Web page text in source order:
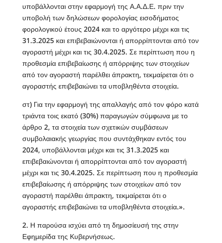
υποβάλλονται στην εφαρμογή της Α.Α.Δ.Ε. πριν την
υποβολή των δηλώσεων φορολογίας εισοδήματος
φορολογικού έτους 2024 και το αργότερο μέχρι και τις
31.3.2025 και επιβεβαιώνονται ή απορρίπτονται από τον
αγοραστή μέχρι και τις 30.4.2025. Σε περίπτωση που η
προθεσμία επιβεβαίωσης ή απόρριψης των στοιχείων
από τον αγοραστή παρέλθει άπρακτη, τεκμαίρεται ότι ο
αγοραστής επιβεβαιώνει τα υποβληθέντα στοιχεία.
στ) Για την εφαρμογή της απαλλαγής από τον φόρο κατά
τριάντα τοις εκατό (30%) παραγωγών σύμφωνα με το
άρθρο 2, τα στοιχεία των σχετικών συμβάσεων
συμβολαιακής γεωργίας που συντάχθηκαν εντός του
2024, υποβάλλονται μέχρι και τις 31.3.2025 και
επιβεβαιώνονται ή απορρίπτονται από τον αγοραστή
μέχρι και τις 30.4.2025. Σε περίπτωση που η προθεσμία
επιβεβαίωσης ή απόρριψης των στοιχείων από τον
αγοραστή παρέλθει άπρακτη, τεκμαίρεται ότι ο
αγοραστής επιβεβαιώνει τα υποβληθέντα στοιχεία.».
2. Η παρούσα ισχύει από τη δημοσίευσή της στην
Εφημερίδα της Κυβερνήσεως.